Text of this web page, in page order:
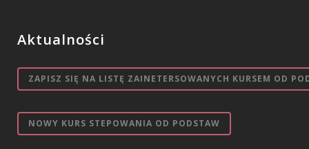
Aktualności
ZAPISZ SIĘ NA LISTĘ ZAINETERSOWANYCH KURSEM OD
NOWY KURS STEPOWANIA OD PODSTAW